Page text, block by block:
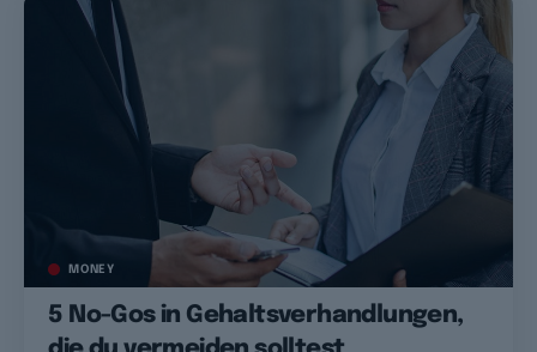
MONEY
5 No-Gos in Gehaltsverhandlungen,